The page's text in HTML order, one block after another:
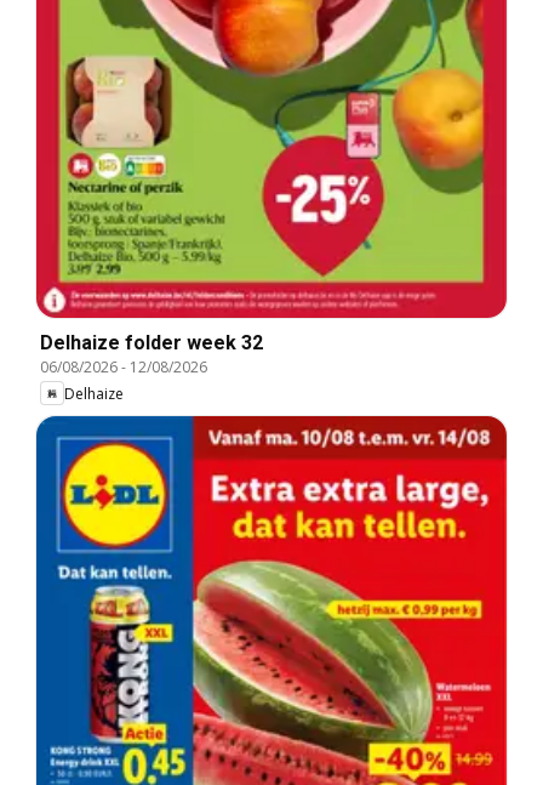
Delhaize folder week 32
06/08/2026- 12/08/2026
Delhaize